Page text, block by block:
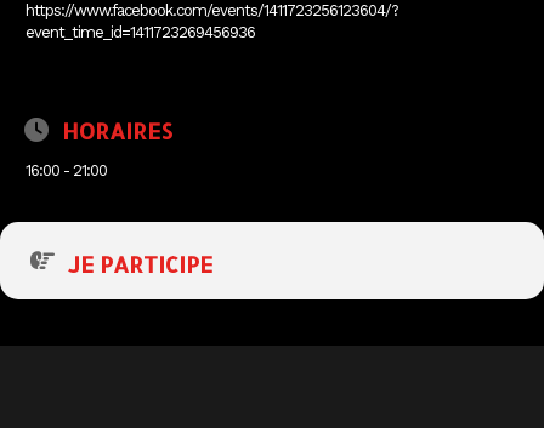
https://www.facebook.com/events/1411723256123604/?
event_time_id=1411723269456936
HORAIRES
16:00 - 21:00
JE PARTICIPE